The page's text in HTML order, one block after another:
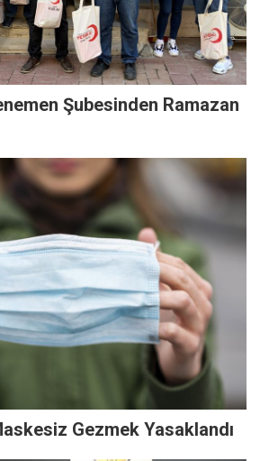
Şubesinden Ramazan
Gezmek Yasaklandı